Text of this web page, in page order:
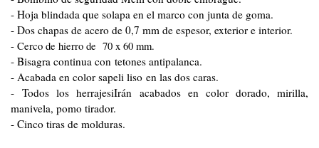
- Hoja blindada que solapa en el marco con junta de goma.
- Dos chapas de acero de 0,7 mm de espesor, exterior e interior.
- Cerco de hierro de 70 x 60 mm.
- Bisagra continua con tetones antipalanca.
- Acabada en color sapeli liso en las dos caras.
- Todos los herrajesiIrán acabados en color dorado, mirilla,
manivela, pomo tirador.
- Cinco tiras de molduras.